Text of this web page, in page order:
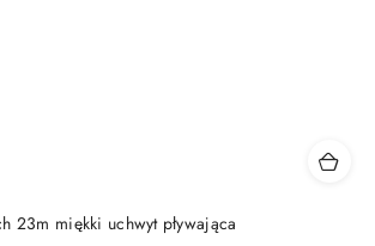
23m miękki uchwyt pływająca